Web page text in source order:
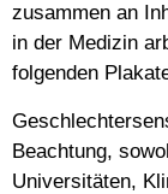
zusammen an
in der Medizin
folgenden
Beachtung,
Universitäten,